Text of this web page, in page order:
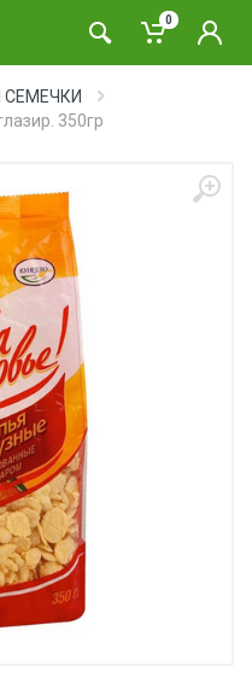
0
СЕМЕЧКИ
350гр